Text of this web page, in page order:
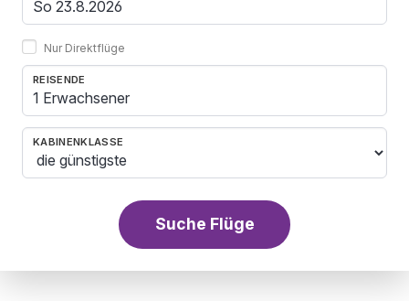
Nur Direktflüge
REISENDE
1 Erwachsener
KABINENKLASSE
Suche Flüge